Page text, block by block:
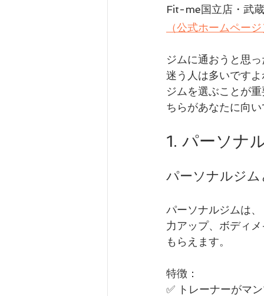
Fit-me国立店・武
（公式ホームペー
ジムに通おうと思
迷う人は多いです
ジムを選ぶことが
ちらがあなたに向
1. パーソナ
パーソナルジム
パーソナルジムは
力アップ、ボディ
もらえます。
特徴：
✅ トレーナーがマ